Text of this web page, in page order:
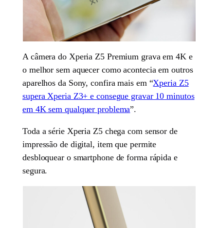
A câmera do Xperia Z5 Premium grava em 4K e
o melhor sem aquecer como acontecia em outros
aparelhos da Sony, confira mais em “Xperia Z5
supera Xperia Z3+ e consegue gravar 10 minutos
em 4K sem qualquer problema”.
Toda a série Xperia Z5 chega com sensor de
impressão de digital, item que permite
desbloquear o smartphone de forma rápida e
segura.